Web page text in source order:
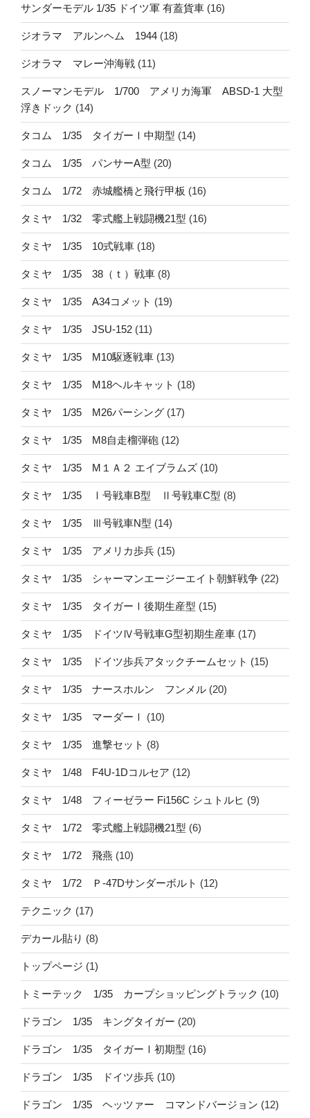
サンダーモデル 1/35 ドイツ軍 有蓋貨車 (16)
ジオラマ アルンヘム 1944 (18)
ジオラマ マレー沖海戦 (11)
スノーマンモデル 1/700 アメリカ海軍 ABSD-1 大型
浮きドック (14)
タコム 1/35 タイガーⅠ中期型 (14)
タコム 1/35 パンサーA型 (20)
タコム 1/72 赤城艦橋と飛行甲板 (16)
タミヤ 1/32 零式艦上戦闘機21型 (16)
タミヤ 1/35 10式戦車 (18)
タミヤ 1/35 38（ｔ）戦車 (8)
タミヤ 1/35 A34コメット (19)
タミヤ 1/35 JSU-152 (11)
タミヤ 1/35 M10駆逐戦車 (13)
タミヤ 1/35 M18ヘルキャット (18)
タミヤ 1/35 M26パーシング (17)
タミヤ 1/35 M8自走榴弾砲 (12)
タミヤ 1/35 M１Ａ２ エイブラムズ (10)
タミヤ 1/35 Ⅰ号戦車B型 Ⅱ号戦車C型 (8)
タミヤ 1/35 Ⅲ号戦車N型 (14)
タミヤ 1/35 アメリカ歩兵 (15)
タミヤ 1/35 シャーマンエージーエイト朝鮮戦争 (22)
タミヤ 1/35 タイガーⅠ後期生産型 (15)
タミヤ 1/35 ドイツⅣ号戦車G型初期生産車 (17)
タミヤ 1/35 ドイツ歩兵アタックチームセット (15)
タミヤ 1/35 ナースホルン フンメル (20)
タミヤ 1/35 マーダーⅠ (10)
タミヤ 1/35 進撃セット (8)
タミヤ 1/48 F4U-1Dコルセア (12)
タミヤ 1/48 フィーゼラー Fi156C シュトルヒ (9)
タミヤ 1/72 零式艦上戦闘機21型 (6)
タミヤ 1/72 飛燕 (10)
タミヤ 1/72 Ｐ-47Dサンダーボルト (12)
テクニック (17)
デカール貼り (8)
トップページ (1)
トミーテック 1/35 カープショッピングトラック (10)
ドラゴン 1/35 キングタイガー (20)
ドラゴン 1/35 タイガーⅠ初期型 (16)
ドラゴン 1/35 ドイツ歩兵 (10)
ドラゴン 1/35 ヘッツァー コマンドバージョン (12)